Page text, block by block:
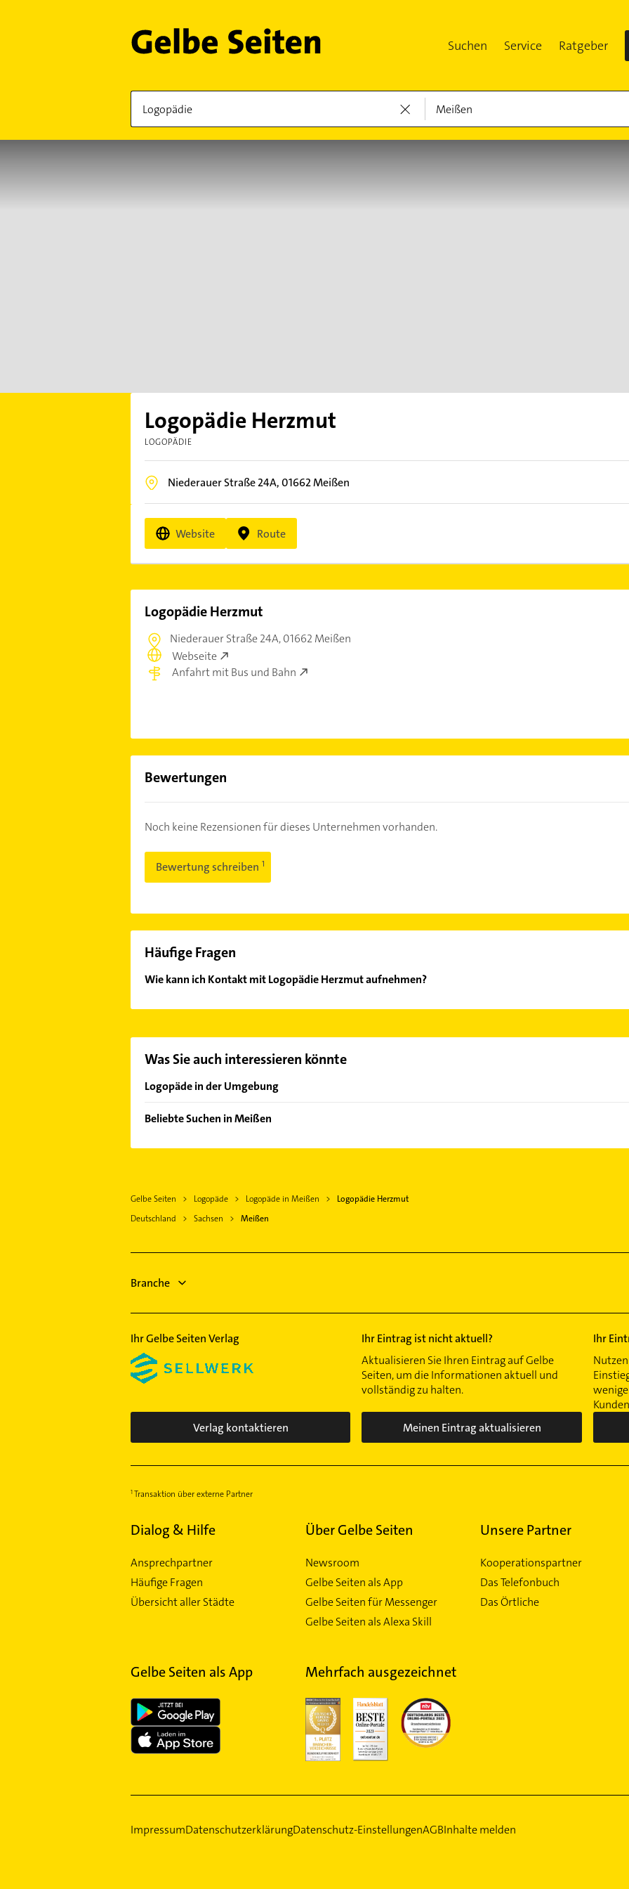
Suchen Service Ratgeber
Logopädie Herzmut
LOGOPÄDIE
Niederauer Straße 24A,01662Meißen
Website Route
Logopädie Herzmut
Niederauer Straße 24A,01662 Meißen
Webseite
Anfahrt mit Bus und Bahn
Bewertungen
Noch keine Rezensionen für dieses Unternehmen vorhanden.
Bewertung schreiben
Häufige Fragen
Wie kann ich Kontakt mit Logopädie Herzmut aufnehmen?
Was Sie auch interessieren könnte
Logopäde in der Umgebung
Weinböhla
Großenhain
Freital
Freiberg
Beliebte Suchen in Meißen
Schreiner
Immobilien
Rechtsanwalt
Gelbe Seiten Logopäde Logopäde in Meißen
Logopädie Herzmut
Deutschland
Sachsen Meißen
Branche
Ihr Gelbe Seiten Verlag
Verlag kontaktieren
Ihr Eintrag ist nicht aktuell?
Aktualisieren Sie Ihren Eintrag auf Gelbe
Seiten, um die Informationen aktuell und
vollständig zu halten.
Meinen Eintrag aktualisieren
Ihr
Transaktion über externe Partner
Dialog & Hilfe
Ansprechpartner
Häufige Fragen
Übersicht aller Städte
Über Gelbe Seiten
Newsroom
Gelbe Seiten als App
Gelbe Seiten für Messenger
Gelbe Seiten als Alexa Skill
Unsere Partner
Kooperationspartner
Das Telefonbuch
Das Örtliche
Gelbe Seiten als App Mehrfach ausgezeichnet
ImpressumDatenschutzerklärungDatenschutz-EinstellungenAGBInhalte melden